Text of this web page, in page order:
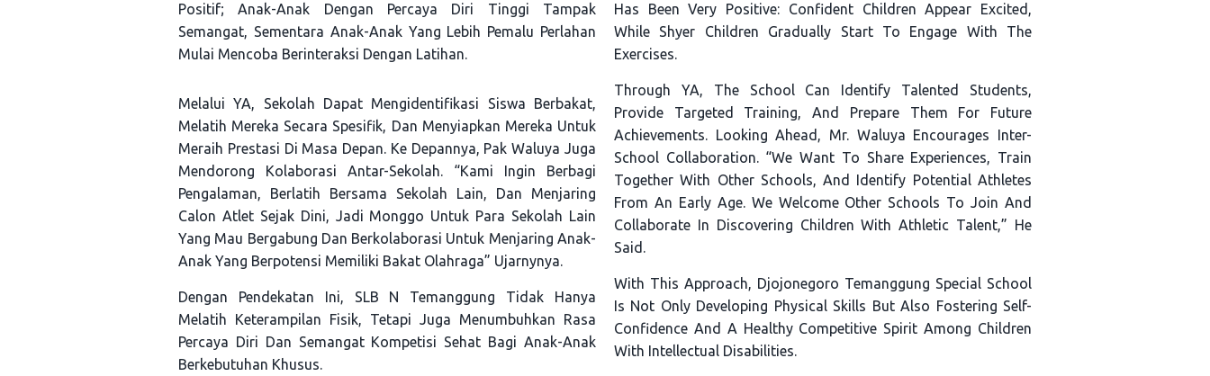
Positif; Anak-Anak Dengan Percaya Diri Tinggi Tampak
Semangat, Sementara Anak-Anak Yang Lebih Pemalu Perlahan
Mulai Mencoba Berinteraksi Dengan Latihan.
Melalui YA, Sekolah Dapat Mengidentifikasi Siswa Berbakat,
Melatih Mereka Secara Spesifik, Dan Menyiapkan Mereka Untuk
Meraih Prestasi Di Masa Depan. Ke Depannya, Pak Waluya Juga
Mendorong Kolaborasi Antar-Sekolah. “Kami Ingin Berbagi
Pengalaman, Berlatih Bersama Sekolah Lain, Dan Menjaring
Calon Atlet Sejak Dini, Jadi Monggo Untuk Para Sekolah Lain
Yang Mau Bergabung Dan Berkolaborasi Untuk Menjaring Anak-
Anak Yang Berpotensi Memiliki Bakat Olahraga” Ujarnynya.
Dengan Pendekatan Ini, SLB N Temanggung Tidak Hanya
Melatih Keterampilan Fisik, Tetapi Juga Menumbuhkan Rasa
Percaya Diri Dan Semangat Kompetisi Sehat Bagi Anak-Anak
Berkebutuhan Khusus.
Has Been Very Positive: Confident Children Appear Excited,
While Shyer Children Gradually Start To Engage With The
Exercises.
Through YA, The School Can Identify Talented Students,
Provide Targeted Training, And Prepare Them For Future
Achievements. Looking Ahead, Mr. Waluya Encourages Inter-
School Collaboration. “We Want To Share Experiences, Train
Together With Other Schools, And Identify Potential Athletes
From An Early Age. We Welcome Other Schools To Join And
Collaborate In Discovering Children With Athletic Talent,” He
Said.
With This Approach, Djojonegoro Temanggung Special School
Is Not Only Developing Physical Skills But Also Fostering Self-
Confidence And A Healthy Competitive Spirit Among Children
With Intellectual Disabilities.